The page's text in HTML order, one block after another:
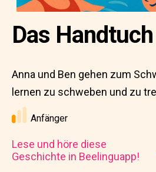
Das Handtuch
Anna und Ben gehen zum
lernen zu schweben und zu
Anfänger
Lese und höre diese
Geschichte in Beelinguapp!